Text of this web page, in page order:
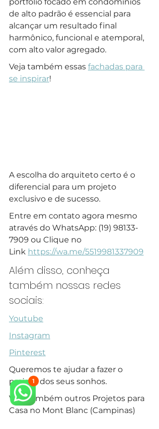
de alto padrão é essencial para
alcançar um resultado final
harmônico, funcional e atemporal,
com alto valor agregado.
Veja também essas fachadas para
se inspirar!
A escolha do arquiteto certo é o
diferencial para um projeto
exclusivo e de sucesso.
Entre em contato agora mesmo
através do WhatsApp: (19) 98133-
7909 ou Clique no
Link https://wa.me/5519981337909
Além disso, conheça
também nossas redes
sociais:
Youtube
Instagram
Pinterest
Queremos te ajudar a fazer o
projeto dos seus sonhos.
Veja também outros Projetos para
Casa no Mont Blanc (Campinas)